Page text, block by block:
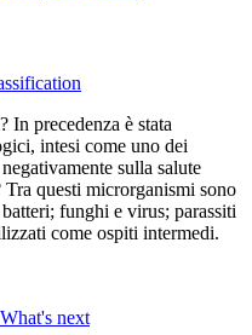
precedenza è stata
intesi come uno dei
sulla salute
Tra questi microrganismi sono
funghi e virus; parassiti
come ospiti intermedi.
next